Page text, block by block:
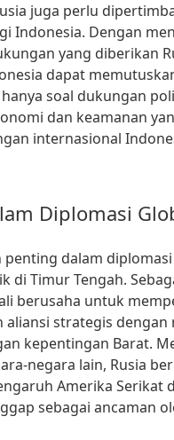
juga perlu
Indonesia. Dengan
yang diberikan
dapat
soal dukungan
dan keamanan
internasional
Diplomasi
penting dalam
di Timur Tengah.
berusaha untuk
strategis dengan
kepentingan Barat.
negara lain, Rusia
Amerika Serikat
sebagai ancaman